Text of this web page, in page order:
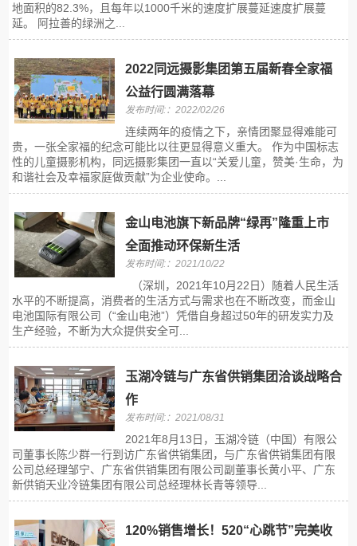
地面积的82.3%，且每年以1000千米的速度扩展蔓延速度扩展蔓
延。 阿拉善的绿洲之...
2022同远摄影集团第五届新春全家福
公益行圆满落幕
发布时间:：2022/02/26
连续两年的疫情之下，亲情团聚显得难能可
贵，一张全家福的纪念可能比以往更显得意义重大。 作为中国标志
性的儿童摄影机构，同远摄影集团一直以“关爱儿童，赞美·生命，为
和谐社会及幸福家庭做贡献”为企业使命。...
金山电池旗下新品牌“绿再”隆重上市
全面推动环保新生活
发布时间:：2021/10/22
（深圳，2021年10月22日）随着人民生活
水平的不断提高，消费者的生活方式与需求也在不断改变，而金山
电池国际有限公司（“金山电池”）凭借自身超过50年的研发实力及
生产经验，不断为大众提供安全可...
玉湖冷链与广东省供销集团洽谈战略合
作
发布时间:：2021/08/31
2021年8月13日，玉湖冷链（中国）有限公
司董事长陈少群一行到访广东省供销集团，与广东省供销集团有限
公司总经理邹宁、广东省供销集团有限公司副董事长黄小平、广东
新供销天业冷链集团有限公司总经理林长青等领导...
120%销售增长！520“心跳节”完美收